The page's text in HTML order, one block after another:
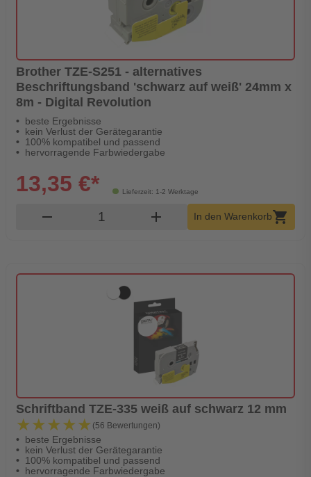
Brother TZE-S251 - alternatives
Beschriftungsband 'schwarz auf weiß' 24mm x
8m - Digital Revolution
beste Ergebnisse
kein Verlust der Gerätegarantie
100% kompatibel und passend
hervorragende Farbwiedergabe
Lieferzeit: 1-2 Werktage
13,35 €*
remove Produkt Warenkorb Menge
add In den Warenkorbshopping_cart
Schriftband TZE-335 weiß auf schwarz 12 mm
★★★★★
★★★★★ (56 Bewertungen)
beste Ergebnisse
kein Verlust der Gerätegarantie
100% kompatibel und passend
hervorragende Farbwiedergabe